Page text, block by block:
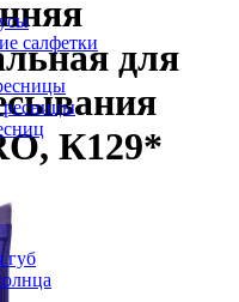
салфетки
губ
для
К129*